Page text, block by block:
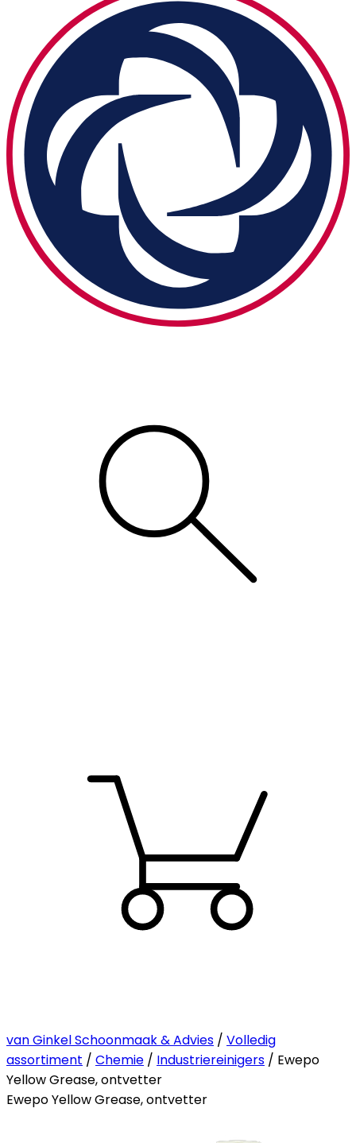
van Ginkel Schoonmaak & Advies / Volledig
assortiment / Chemie / Industriereinigers / Ewepo
Yellow Grease, ontvetter
Ewepo Yellow Grease, ontvetter